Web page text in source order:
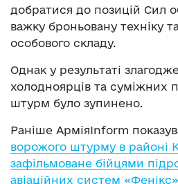
добратися до позицій Сил
важку броньовану техніку
особового складу.
Однак у результаті
холодноярців та суміжних
штурм було зупинено.
Раніше АрміяInform
ворожого штурму в районі
зафільмоване бійцями
авіаційних систем